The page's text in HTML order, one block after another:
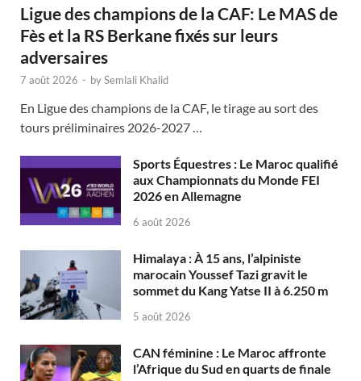
Ligue des champions de la CAF: Le MAS de
Fès et la RS Berkane fixés sur leurs
adversaires
7 août 2026 - bySemlali Khalid
En Ligue des champions de la CAF, le tirage au sort des
tours préliminaires 2026-2027 …
Sports Équestres : Le Maroc qualifié
aux Championnats du Monde FEI
2026 en Allemagne
6 août 2026
Himalaya : À 15 ans, l’alpiniste
marocain Youssef Tazi gravit le
sommet du Kang Yatse II à 6.250 m
5 août 2026
CAN féminine : Le Maroc affronte
l’Afrique du Sud en quarts de finale